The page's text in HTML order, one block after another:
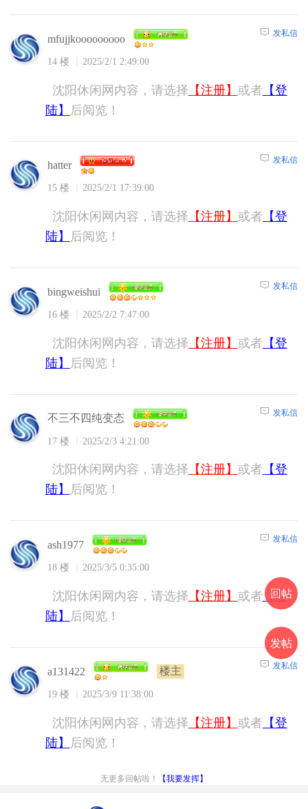
mfujjkooooooooo
14 楼 2025/2/1 2:49:00
发私信
沈阳休闲网内容，请选择 【注册】 或者 【登
陆】
后阅览！
hatter
15 楼 2025/2/1 17:39:00
发私信
沈阳休闲网内容，请选择 【注册】 或者 【登
陆】
后阅览！
bingweishui
16 楼 2025/2/2 7:47:00
发私信
沈阳休闲网内容，请选择 【注册】 或者 【登
陆】
后阅览！
不三不四纯变态
17 楼 2025/2/3 4:21:00
发私信
沈阳休闲网内容，请选择 【注册】 或者 【登
陆】
后阅览！
ash1977
18 楼 2025/3/5 0:35:00
发私信
沈阳休闲网内容，请选择 【注册】 或者 【登
陆】
后阅览！
a131422 楼主
19 楼 2025/3/9 11:38:00
发私信
沈阳休闲网内容，请选择 【注册】 或者 【登
陆】
后阅览！
无更多回帖啦！ 【我要发挥】
回帖
发帖